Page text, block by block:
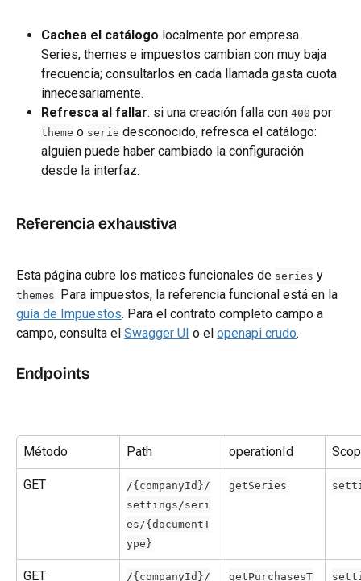
Cachea el catálogo localmente por empresa.
Series, themes e impuestos cambian con muy baja
frecuencia; consultarlos en cada llamada gasta cuota
innecesariamente.
Refresca al fallar: si una creación falla con 400 por
theme o serie desconocido, refresca el catálogo:
alguien puede haber cambiado la configuración
desde la interfaz.
Referencia exhaustiva
Esta página cubre los matices funcionales de series y
themes. Para impuestos, la referencia funcional está en la
guía de Impuestos. Para el contrato completo campo a
campo, consulta el Swagger UI o el openapi crudo.
Endpoints
Método Path operationId
GET
/{companyId}/
settings/seri
es/{documentT
ype}
getSeries
GET
/{companyId}/
getPurchasesT